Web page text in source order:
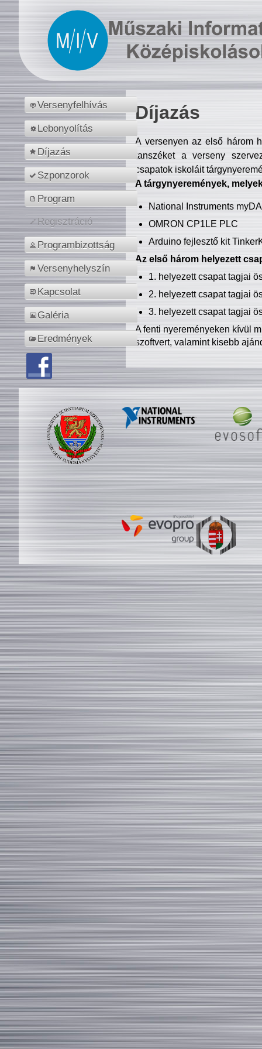
Versenyfelhívás
Lebonyolítás
Díjazás
Szponzorok
Program
Regisztráció
Programbizottság
Versenyhelyszín
Kapcsolat
Galéria
Eredmények
Díjazás
A versenyen az első három
tanszéket a verseny
csapatok iskoláit
A tárgynyeremények,
National Instruments
OMRON CP1LE PLC
Arduino fejlesztő kit
Az első három helyezett
1. helyezett csapat tagjai
2. helyezett csapat tagjai
3. helyezett csapat tagjai
A fenti nyereményeken kívül
szoftvert, valamint kisebb